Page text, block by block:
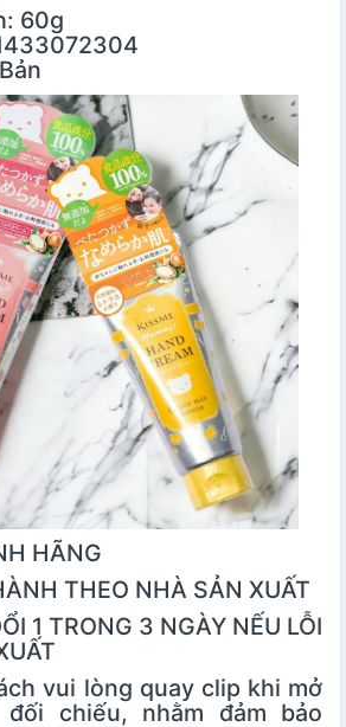
60g
HÃNG
THEO NHÀ SẢN XUẤT
1 TRONG 3 NGÀY NẾU LỖI
vui lòng quay clip khi mở
chiếu, nhằm đảm bảo